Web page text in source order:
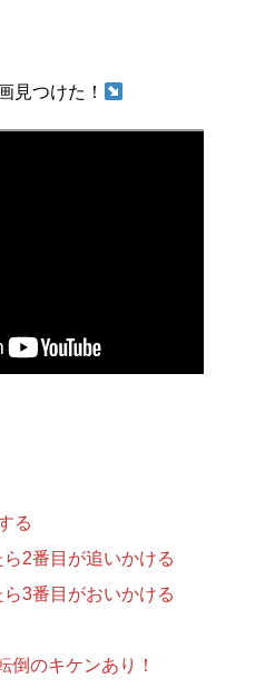
見つけた！
る
2番目が追いかける
3番目がおいかける
のキケンあり！